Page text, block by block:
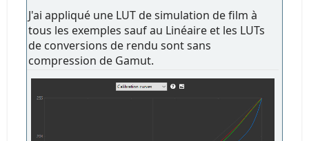
J'ai appliqué une LUT de simulation de film à
tous les exemples sauf au Linéaire et les LUTs
de conversions de rendu sont sans
compression de Gamut.